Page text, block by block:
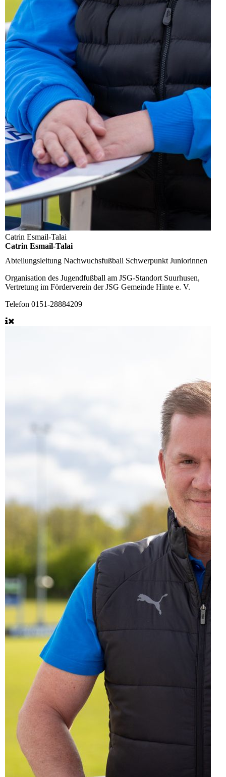
Catrin Esmail-Talai
Catrin Esmail-Talai
Abteilungsleitung Nachwuchsfußball Schwerpunkt Juniorinnen
Organisation des Jugendfußball am JSG-Standort Suurhusen,
Vertretung im Förderverein der JSG Gemeinde Hinte e. V.
Telefon 0151-28884209